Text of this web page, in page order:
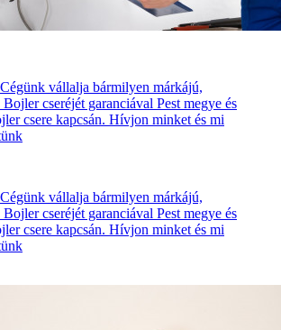
vállalja bármilyen márkájú,
cseréjét garanciával Pest megye és
csere kapcsán. Hívjon minket és mi
vállalja bármilyen márkájú,
cseréjét garanciával Pest megye és
csere kapcsán. Hívjon minket és mi